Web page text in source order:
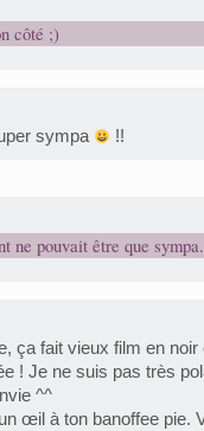
côté ;)
sympa !!
ne pouvait être que sympa.
ça fait vieux film en
! Je ne suis pas très
^^
œil à ton banoffee pie.